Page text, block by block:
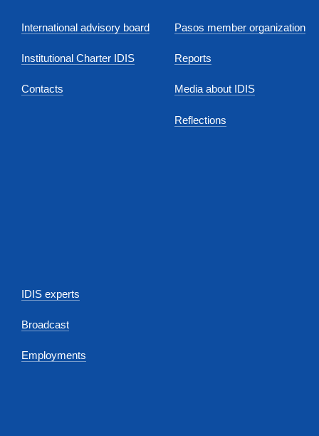
International advisory board
Institutional Charter IDIS
Contacts
Pasos member organization
Reports
Media about IDIS
Reflections
IDIS experts
Broadcast
Employments